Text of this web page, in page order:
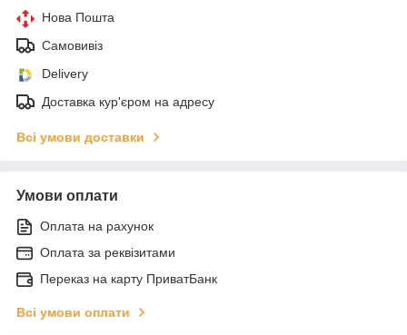
Нова Пошта
Самовивіз
Delivery
Доставка кур'єром на адресу
Всі умови доставки
Умови оплати
Оплата на рахунок
Оплата за реквізитами
Переказ на карту ПриватБанк
Всі умови оплати